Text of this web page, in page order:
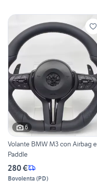
6
Volante BMW M3 con Airbag e
Paddle
280 €
Bovolenta (PD)